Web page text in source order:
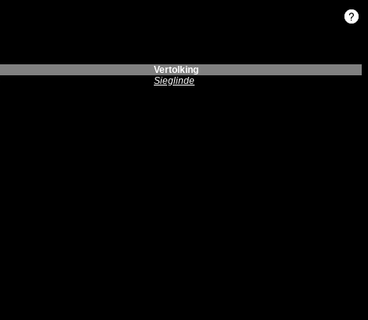
Vertolking
Sieglinde